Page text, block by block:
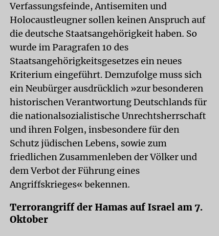
Verfassungsfeinde, Antisemiten und
Holocaustleugner sollen keinen Anspruch auf
die deutsche Staatsangehörigkeit haben. So
wurde im Paragrafen 10 des
Staatsangehörigkeitsgesetzes ein neues
Kriterium eingeführt. Demzufolge muss sich
ein Neubürger ausdrücklich »zur besonderen
historischen Verantwortung Deutschlands für
die nationalsozialistische Unrechtsherrschaft
und ihren Folgen, insbesondere für den
Schutz jüdischen Lebens, sowie zum
friedlichen Zusammenleben der Völker und
dem Verbot der Führung eines
Angriffskrieges« bekennen.
Terrorangriff der Hamas auf Israel am 7.
Oktober